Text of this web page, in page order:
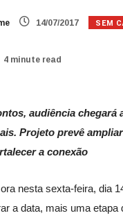
14/07/2017 SEM
4 minute read
audiência chegará
Projeto prevê
a conexão
nesta sexta-feira, dia
a data, mais uma etapa